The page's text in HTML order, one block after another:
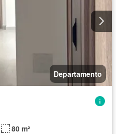
Departamento
80 m²